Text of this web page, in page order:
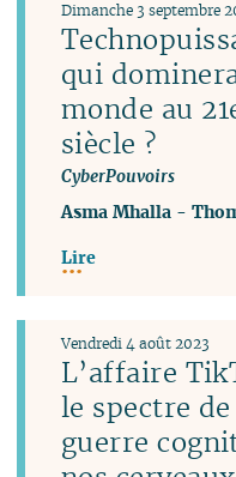
qui
monde au
siècle ?
CyberPouvoirs
Dimanche 3 septembre
Asma Mhalla -
Lire
L’affaire
le spectre
guerre
Vendredi 4 août 2023